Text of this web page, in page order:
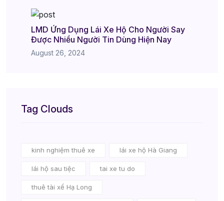
LMD Ứng Dụng Lái Xe Hộ Cho Người Say
Được Nhiều Người Tin Dùng Hiện Nay
August 26, 2024
Tag Clouds
kinh nghiệm thuê xe lái xe hộ Hà Giang
lái hộ sau tiệc tai xe tu do
thuê tài xế Hạ Long